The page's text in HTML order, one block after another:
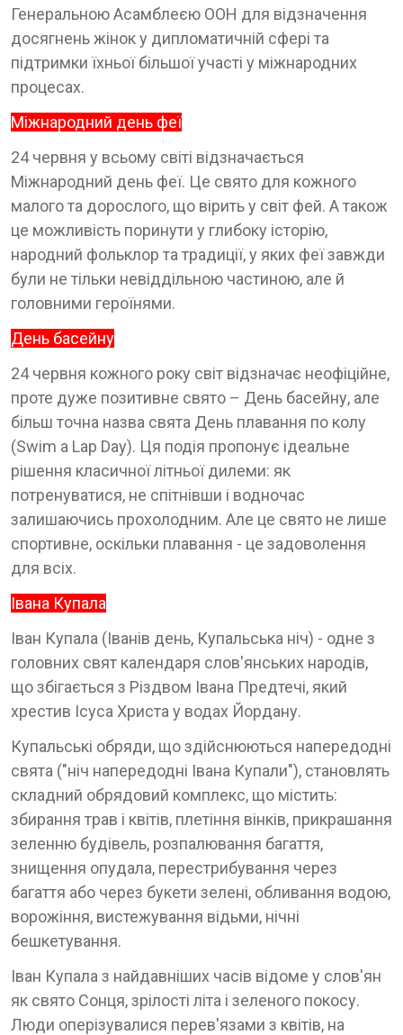
Генеральною Асамблеєю ООН для відзначення
досягнень жінок у дипломатичній сфері та
підтримки їхньої більшої участі у міжнародних
процесах.
Міжнародний день феї
24 червня у всьому світі відзначається
Міжнародний день феї. Це свято для кожного
малого та дорослого, що вірить у світ фей. А також
це можливість поринути у глибоку історію,
народний фольклор та традиції, у яких феї завжди
були не тільки невіддільною частиною, але й
головними героїнями.
День басейну
24 червня кожного року світ відзначає неофіційне,
проте дуже позитивне свято – День басейну, але
більш точна назва свята День плавання по колу
(Swim a Lap Day). Ця подія пропонує ідеальне
рішення класичної літньої дилеми: як
потренуватися, не спітнівши і водночас
залишаючись прохолодним. Але це свято не лише
спортивне, оскільки плавання - це задоволення
для всіх.
Івана Купала
Іван Купала (Іванів день, Купальська ніч) - одне з
головних свят календаря слов'янських народів,
що збігається з Різдвом Івана Предтечі, який
хрестив Ісуса Христа у водах Йордану.
Купальські обряди, що здійснюються напередодні
свята ("ніч напередодні Івана Купали"), становлять
складний обрядовий комплекс, що містить:
збирання трав і квітів, плетіння вінків, прикрашання
зеленню будівель, розпалювання багаття,
знищення опудала, перестрибування через
багаття або через букети зелені, обливання водою,
ворожіння, вистежування відьми, нічні
бешкетування.
Іван Купала з найдавніших часів відоме у слов'ян
як свято Сонця, зрілості літа і зеленого покосу.
Люди оперізувалися перев'язами з квітів, на